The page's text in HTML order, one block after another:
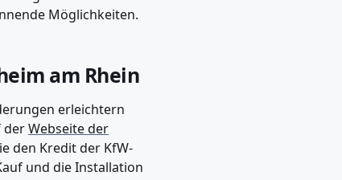
Möglichkeiten.
am Rhein
erleichtern
derWebseite der
den Kredit der KfW-
und die Installation